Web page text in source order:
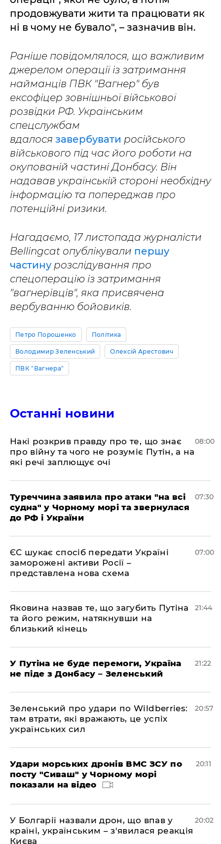
продовжувати жити та працювати як
ні в чому не бувало", – зазначив він.
Раніше повідомлялося, що важливим
джерелом операції із затримання
найманців ПВК "Вагнер" був
ексофіцер зовнішньої військової
розвідки РФ. Українським
спецслужбам
вдалося завербувати російського
військового під час його роботи на
окупованій частині Донбасу. Він
надавав українській стороні необхідну
інформацію та попереджав про
потенційні ризики.
Нагадаємо, 17 листопада журналісти
Bellingcat опублікували першу
частинурозслідування про
спецоперацію із затримання
"вагнерівців", яка присвячена
вербуванню бойовиків.
Петро Порошенко Політика
Володимир Зеленський Олексій Арестович
ПВК "Вагнера"
Останні новини
Накі розкрив правду про те, що знає
про війну та чого не розуміє Путін, а на
які речі заплющує очі
08:00
Туреччина заявила про атаки "на всі
судна" у Чорному морі та звернулася
до РФ і України
07:30
ЄС шукає спосіб передати Україні
заморожені активи Росії –
представлена ​​нова схема
07:00
Яковина назвав те, що загубить Путіна
та його режим, натякнувши на
близький кінець
21:44
У Путіна не буде перемоги, Україна
не піде з Донбасу – Зеленський
21:22
Зеленський про удари по Wildberries:
там втрати, які вражають, це успіх
українських сил
20:57
Удари морських дронів ВМС ЗСУ по
посту "Сиваш" у Чорному морі
показали на відео
20:11
У Болгарії назвали дрон, що впав у
країні, українським – з'явилася реакція
Києва
20:02